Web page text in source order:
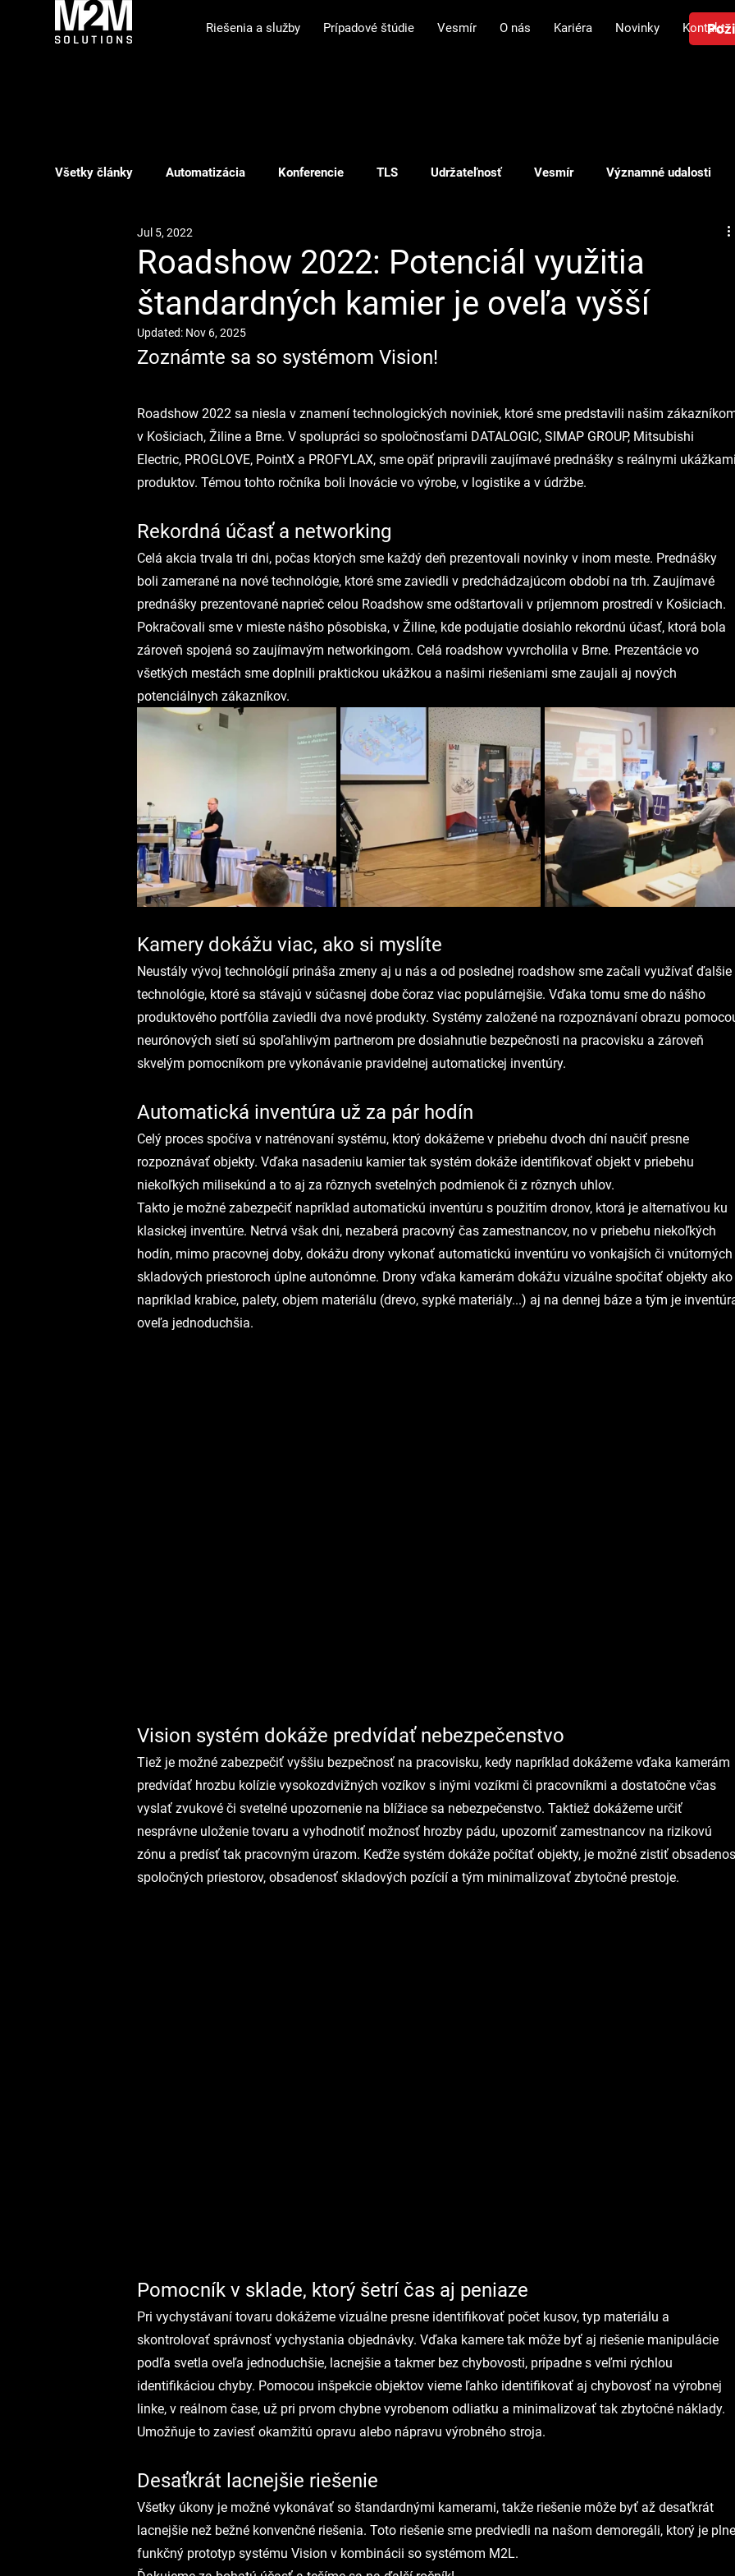
Riešenia a služby Prípadové štúdie Vesmír O nás Kariéra Novinky Kontakt
Všetky články Automatizácia Konferencie TLS Udržateľnosť Vesmír Významné udalosti
Showroom Phishing Doprava
Roadshow 2022: Potenciál využitia
štandardných kamier je oveľa vyšší
Jul 5, 2022
Updated: Nov 6, 2025
Zoznámte sa so systémom Vision!
Roadshow 2022 sa niesla v znamení technologických noviniek, ktoré sme predstavili našim
v Košiciach, Žiline a Brne. V spolupráci so spoločnosťami DATALOGIC, SIMAP GROUP, Mitsubishi
Electric, PROGLOVE, PointX a PROFYLAX, sme opäť pripravili zaujímavé prednášky s reálnymi
produktov. Témou tohto ročníka boli Inovácie vo výrobe, v logistike a v údržbe.
Rekordná účasť a networking
Celá akcia trvala tri dni, počas ktorých sme každý deň prezentovali novinky v inom meste. Prednášky
boli zamerané na nové technológie, ktoré sme zaviedli v predchádzajúcom období na trh. Zaujímavé
prednášky prezentované naprieč celou Roadshow sme odštartovali v príjemnom prostredí v Košiciach.
Pokračovali sme v mieste nášho pôsobiska, v Žiline, kde podujatie dosiahlo rekordnú účasť, ktorá bola
zároveň spojená so zaujímavým networkingom. Celá roadshow vyvrcholila v Brne. Prezentácie vo
všetkých mestách sme doplnili praktickou ukážkou a našimi riešeniami sme zaujali aj nových
potenciálnych zákazníkov.
Kamery dokážu viac, ako si myslíte
Neustály vývoj technológií prináša zmeny aj u nás a od poslednej roadshow sme začali využívať ďalšie
technológie, ktoré sa stávajú v súčasnej dobe čoraz viac populárnejšie. Vďaka tomu sme do nášho
produktového portfólia zaviedli dva nové produkty. Systémy založené na rozpoznávaní obrazu
neurónových sietí sú spoľahlivým partnerom pre dosiahnutie bezpečnosti na pracovisku a zároveň
skvelým pomocníkom pre vykonávanie pravidelnej automatickej inventúry.
Automatická inventúra už za pár hodín
Celý proces spočíva v natrénovaní systému, ktorý dokážeme v priebehu dvoch dní naučiť presne
rozpoznávať objekty. Vďaka nasadeniu kamier tak systém dokáže identifikovať objekt v priebehu
niekoľkých milisekúnd a to aj za rôznych svetelných podmienok či z rôznych uhlov.
Takto je možné zabezpečiť napríklad automatickú inventúru s použitím dronov, ktorá je alternatívou ku
klasickej inventúre. Netrvá však dni, nezaberá pracovný čas zamestnancov, no v priebehu niekoľkých
hodín, mimo pracovnej doby, dokážu drony vykonať automatickú inventúru vo vonkajších či
skladových priestoroch úplne autonómne. Drony vďaka kamerám dokážu vizuálne spočítať objekty
napríklad krabice, palety, objem materiálu (drevo, sypké materiály...) aj na dennej báze a tým je
oveľa jednoduchšia.
Vision systém dokáže predvídať nebezpečenstvo
Tiež je možné zabezpečiť vyššiu bezpečnosť na pracovisku, kedy napríklad dokážeme vďaka kamerám
predvídať hrozbu kolízie vysokozdvižných vozíkov s inými vozíkmi či pracovníkmi a dostatočne včas
vyslať zvukové či svetelné upozornenie na blížiace sa nebezpečenstvo. Taktiež dokážeme určiť
nesprávne uloženie tovaru a vyhodnotiť možnosť hrozby pádu, upozorniť zamestnancov na rizikovú
zónu a predísť tak pracovným úrazom. Keďže systém dokáže počítať objekty, je možné zistiť
spoločných priestorov, obsadenosť skladových pozícií a tým minimalizovať zbytočné prestoje.
Pomocník v sklade, ktorý šetrí čas aj peniaze
Pri vychystávaní tovaru dokážeme vizuálne presne identifikovať počet kusov, typ materiálu a
skontrolovať správnosť vychystania objednávky. Vďaka kamere tak môže byť aj riešenie manipulácie
podľa svetla oveľa jednoduchšie, lacnejšie a takmer bez chybovosti, prípadne s veľmi rýchlou
identifikáciou chyby. Pomocou inšpekcie objektov vieme ľahko identifikovať aj chybovosť na výrobnej
linke, v reálnom čase, už pri prvom chybne vyrobenom odliatku a minimalizovať tak zbytočné náklady.
Umožňuje to zaviesť okamžitú opravu alebo nápravu výrobného stroja.
Desaťkrát lacnejšie riešenie
Všetky úkony je možné vykonávať so štandardnými kamerami, takže riešenie môže byť až desaťkrát
lacnejšie než bežné konvenčné riešenia. Toto riešenie sme predviedli na našom demoregáli, ktorý je
funkčný prototyp systému Vision v kombinácii so systémom M2L.